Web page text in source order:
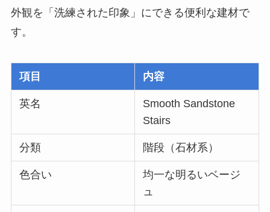
外観を「洗練された印象」にできる便利な建材で
す。
項目 内容
英名
Smooth Sandstone
Stairs
分類 階段（石材系）
色合い
均一な明るいベージ
ュ